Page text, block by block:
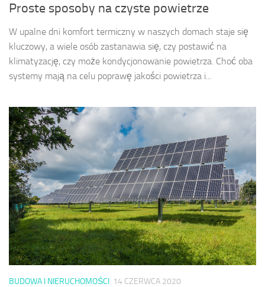
Proste sposoby na czyste powietrze
W upalne dni komfort termiczny w naszych domach staje się
kluczowy, a wiele osób zastanawia się, czy postawić na
klimatyzację, czy może kondycjonowanie powietrza. Choć oba
systemy mają na celu poprawę jakości powietrza i...
BUDOWA I NIERUCHOMOŚCI 14 CZERWCA 2020